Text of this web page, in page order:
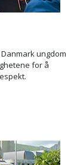
ungdom
for å